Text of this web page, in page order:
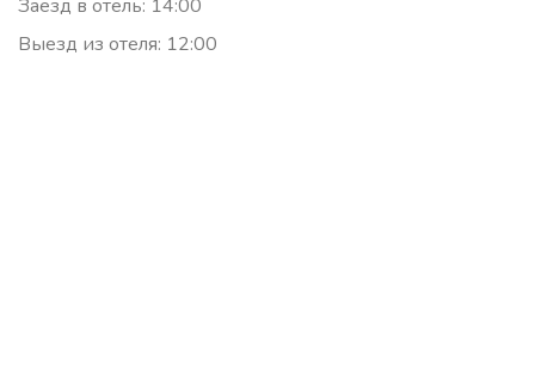
Заезд в отель: 14:00
Выезд из отеля: 12:00